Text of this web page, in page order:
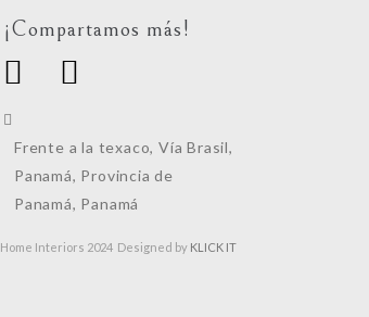
¡Compartamos más!
Frente a la texaco, Vía Brasil,
Panamá, Provincia de
Panamá, Panamá
Home Interiors 2024 Designed by KLICK IT